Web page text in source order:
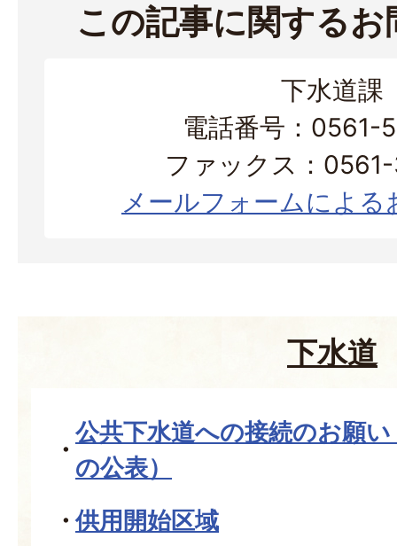
この記事に関する
下水道課
電話番号：0561-
ファックス：
メールフォームによる
下水道
公共下水道への接続のお願
の公表）
供用開始区域